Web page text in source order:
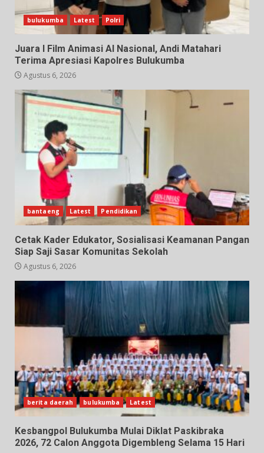
bulukumba Latest Polri
Juara I Film Animasi AI Nasional, Andi Matahari
Terima Apresiasi Kapolres Bulukumba
Agustus 6, 2026
bantaeng Latest Pendidikan
Cetak Kader Edukator, Sosialisasi Keamanan Pangan
Siap Saji Sasar Komunitas Sekolah
Agustus 6, 2026
berita daerah bulukumba Latest
Kesbangpol Bulukumba Mulai Diklat Paskibraka
2026, 72 Calon Anggota Digembleng Selama 15 Hari